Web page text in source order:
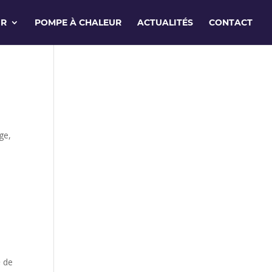
POMPE À CHALEUR ACTUALITÉS CONTACT
de